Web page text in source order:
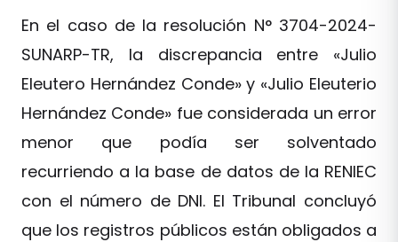
En el caso de la resolución N° 3704-2024-
SUNARP-TR, la discrepancia entre «Julio
Eleutero Hernández Conde» y «Julio Eleuterio
Hernández Conde» fue considerada un error
menor que podía ser solventado
recurriendo a la base de datos de la RENIEC
con el número de DNI. El Tribunal concluyó
que los registros públicos están obligados a